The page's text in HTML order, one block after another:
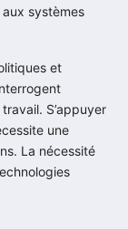
systèmes
et
S’appuyer
une
La nécessité